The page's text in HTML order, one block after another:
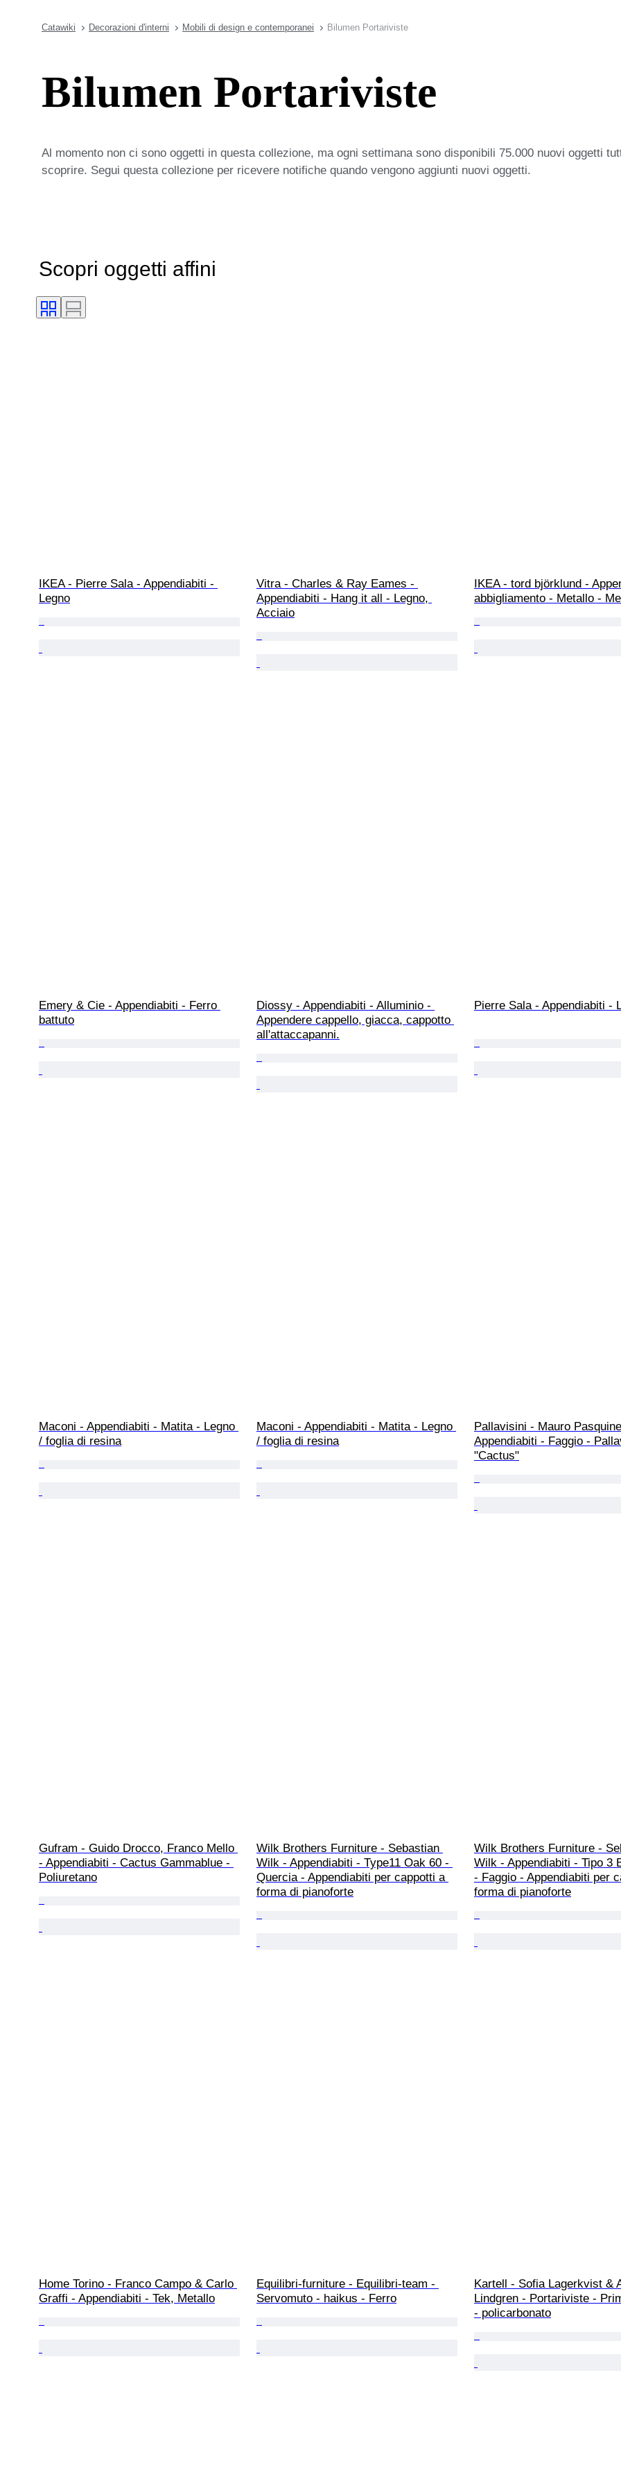
Catawiki Decorazioni d'interni Mobili di design e contemporanei Bilumen Portariviste
Bilumen Portariviste
Al momento non ci sono oggetti in questa collezione, ma ogni settimana sono disponibili 75.000 nuovi oggetti
scoprire. Segui questa collezione per ricevere notifiche quando vengono aggiunti nuovi oggetti.
Scopri oggetti affini
IKEA - Pierre Sala - Appendiabiti -
Legno
Vitra - Charles & Ray Eames -
Appendiabiti - Hang it all - Legno,
Acciaio
IKEA - tord björklund -
abbigliamento - Metallo -
Emery & Cie - Appendiabiti - Ferro
battuto
Diossy - Appendiabiti - Alluminio -
Appendere cappello, giacca, cappotto
all'attaccapanni.
Pierre Sala - Appendiabiti -
Maconi - Appendiabiti - Matita - Legno
/ foglia di resina
Maconi - Appendiabiti - Matita - Legno
/ foglia di resina
Pallavisini - Mauro
Appendiabiti - Faggio -
"Cactus"
Gufram - Guido Drocco, Franco Mello
- Appendiabiti - Cactus Gammablue -
Poliuretano
Wilk Brothers Furniture - Sebastian
Wilk - Appendiabiti - Type11 Oak 60 -
Quercia - Appendiabiti per cappotti a
forma di pianoforte
Wilk Brothers Furniture -
Wilk - Appendiabiti - Tipo 3
- Faggio - Appendiabiti per
forma di pianoforte
Home Torino - Franco Campo & Carlo
Graffi - Appendiabiti - Tek, Metallo
Equilibri-furniture - Equilibri-team -
Servomuto - haikus - Ferro
Kartell - Sofia Lagerkvist &
Lindgren - Portariviste -
- policarbonato